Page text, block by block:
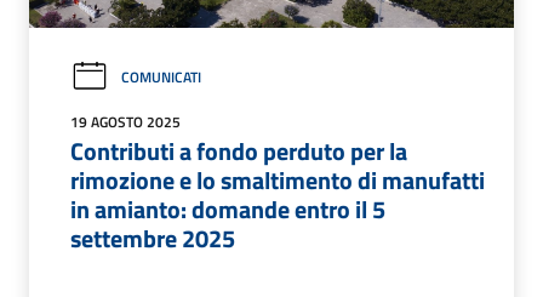
COMUNICATI
19 AGOSTO 2025
Contributi a fondo perduto per la
rimozione e lo smaltimento di manufatti
in amianto: domande entro il 5
settembre 2025